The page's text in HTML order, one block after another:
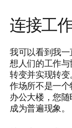
连接工
我可以看到我
想人们的工作
转变并实现转
作场所不是一
办公大楼，您
成为普遍现象。